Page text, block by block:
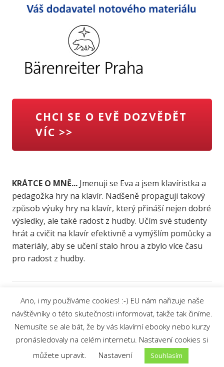
CHCI SE O EVĚ DOZVĚDĚT
VÍC >>
KRÁTCE O MNĚ...Jmenuji se Eva a jsem klavíristka a
pedagožka hry na klavír. Nadšeně propaguji takový
způsob výuky hry na klavír, který přináší nejen dobré
výsledky, ale také radost z hudby. Učím své studenty
hrát a cvičit na klavír efektivně a vymýšlím pomůcky a
materiály, aby se učení stalo hrou a zbylo více času
pro radost z hudby.
Ochrana osobních údajů |© 2019 Eva
Lorenc
Ano, i my používáme cookies! :-) EU nám nařizuje naše
návštěvníky o této skutečnosti informovat, takže tak činíme.
Nemusíte se ale bát, že by vás klavírní ebooky nebo kurzy
pronásledovaly na celém internetu. Nastavení cookies si
můžete upravit.
Nastavení Souhlasím